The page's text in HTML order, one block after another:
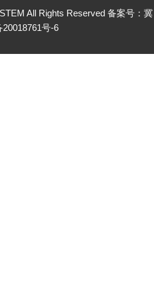
All Rights Reserved 备案号： 冀
20018761号-6